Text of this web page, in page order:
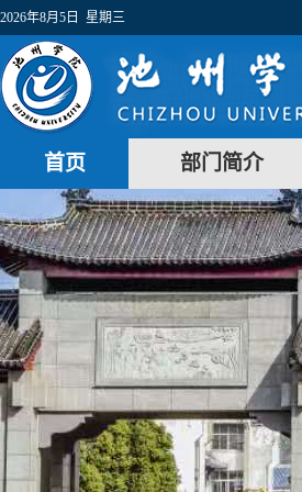
2026年8月5日 星期三
首页 部门简介